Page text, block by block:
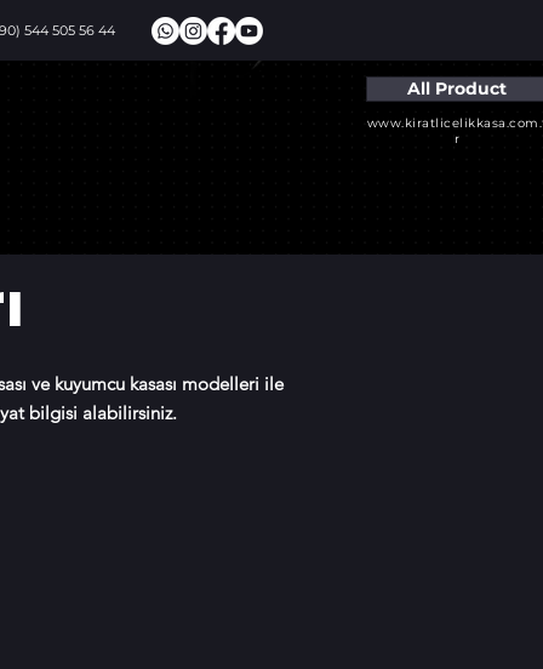
544 505 56 44
All Product
r
ve kuyumcu kasası modelleri ile
bilgisi alabilirsiniz.